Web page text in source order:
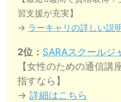
習支援が充実】
→ ラーキャリの詳しい説
2位： SARAスクールジ
【女性のための通信講
指すなら】
→ 詳細はこちら